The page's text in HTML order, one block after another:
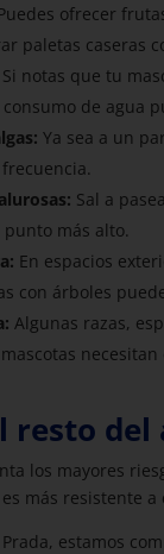
ofrecer
paletas caseras
Si notas que tu
de agua
Ya sea a un
Sal a
más alto.
En espacios
con árboles
Algunas razas,
resto del
los mayores
más resistente
estamos